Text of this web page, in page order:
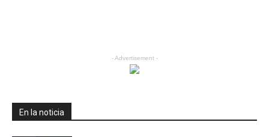
- Advertisement -
En la noticia